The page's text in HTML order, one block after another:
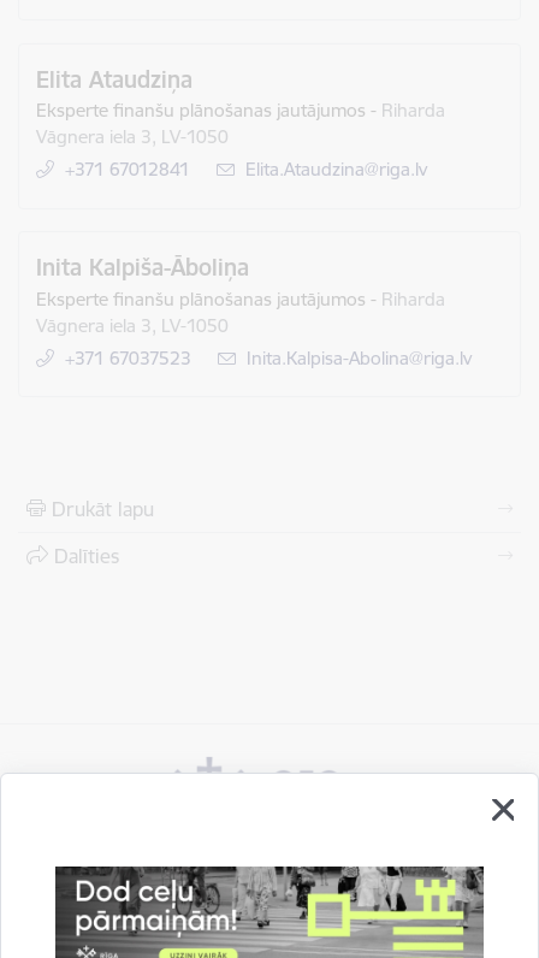
Elita Ataudziņa
Eksperte finanšu plānošanas jautājumos - Riharda
Vāgnera iela 3, LV-1050
+371 67012841
E-pasts:
Elita.Ataudzina@riga.lv
Inita Kalpiša-Āboliņa
Eksperte finanšu plānošanas jautājumos - Riharda
Vāgnera iela 3, LV-1050
+371 67037523
E-pasts:
Inita.Kalpisa-Abolina@riga.lv
Drukāt lapu
Dalīties